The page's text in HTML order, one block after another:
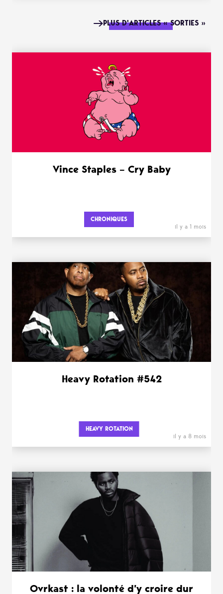
PLUS D'ARTICLES « SORTIES »
Vince Staples – Cry Baby
CHRONIQUES
il y a 1 mois
Heavy Rotation #542
HEAVY ROTATION
il y a 8 mois
Ovrkast : la volonté d’y croire dur